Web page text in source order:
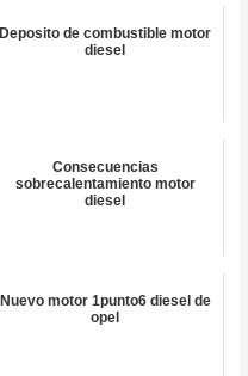
Deposito de combustible motor
diesel
Consecuencias
sobrecalentamiento motor
diesel
Nuevo motor 1punto6 diesel de
opel